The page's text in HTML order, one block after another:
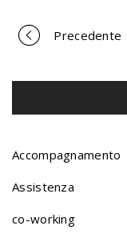
P
o
r
t
Precedente
Accompagnamento
Assistenza
co-working